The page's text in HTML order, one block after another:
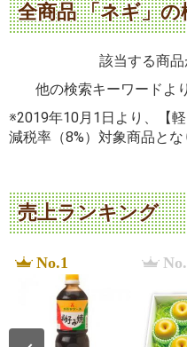
全商品 「ネギ」の
該当する商品
他の検索キーワードよ
※2019年10月1日より、【
減税率（8%）対象商品とな
売上ランキング
No.1